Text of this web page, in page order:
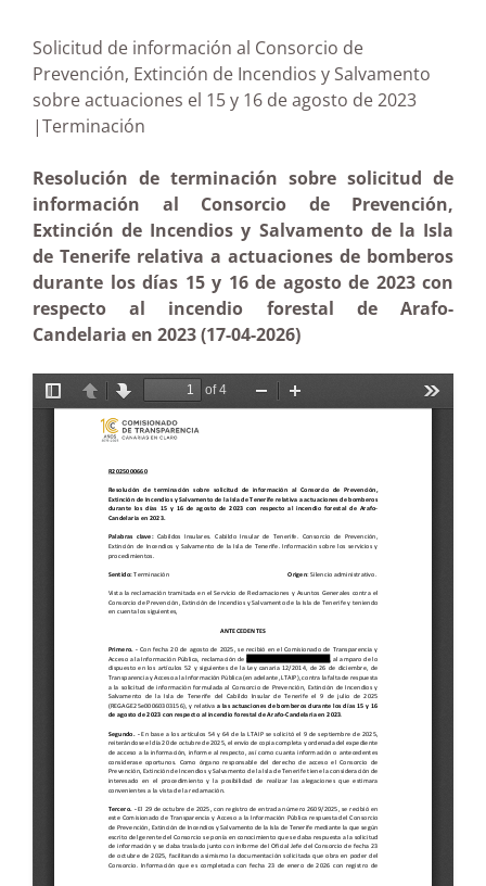
Solicitud de información al Consorcio de
Prevención, Extinción de Incendios y Salvamento
sobre actuaciones el 15 y 16 de agosto de 2023
|Terminación
Resolución de terminación sobre solicitud de
información al Consorcio de Prevención,
Extinción de Incendios y Salvamento de la Isla
de Tenerife relativa a actuaciones de bomberos
durante los días 15 y 16 de agosto de 2023 con
respecto al incendio forestal de Arafo-
Candelaria en 2023 (17-04-2026)